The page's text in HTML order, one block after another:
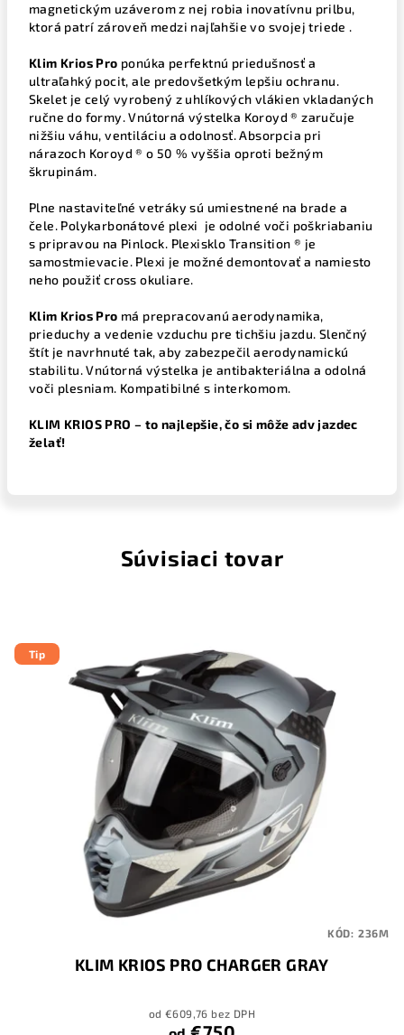
magnetickým uzáverom z nej robia inovatívnu prilbu,
ktorá patrí zároveň medzi najľahšie vo svojej triede .
Klim Krios Pro ponúka perfektnú priedušnosť a
ultraľahký pocit, ale predovšetkým lepšiu ochranu.
Skelet je celý vyrobený z uhlíkových vlákien vkladaných
ručne do formy. Vnútorná výstelka Koroyd ® zaručuje
nižšiu váhu, ventiláciu a odolnosť. Absorpcia pri
nárazoch Koroyd ® o 50 % vyššia oproti bežným
škrupinám.
Plne nastaviteľné vetráky sú umiestnené na brade a
čele. Polykarbonátové plexi je odolné voči poškriabaniu
s pripravou na Pinlock. Plexisklo Transition ® je
samostmievacie. Plexi je možné demontovať a namiesto
neho použiť cross okuliare.
Klim Krios Pro má prepracovanú aerodynamika,
prieduchy a vedenie vzduchu pre tichšiu jazdu. Slenčný
štít je navrhnuté tak, aby zabezpečil aerodynamickú
stabilitu. Vnútorná výstelka je antibakteriálna a odolná
voči plesniam. Kompatibilné s interkomom.
KLIM KRIOS PRO – to najlepšie, čo si môže adv jazdec
želať!
Súvisiaci tovar
Tip
KLIM KRIOS PRO CHARGER GRAY
od €609,76 bez DPH
KÓD: 236M